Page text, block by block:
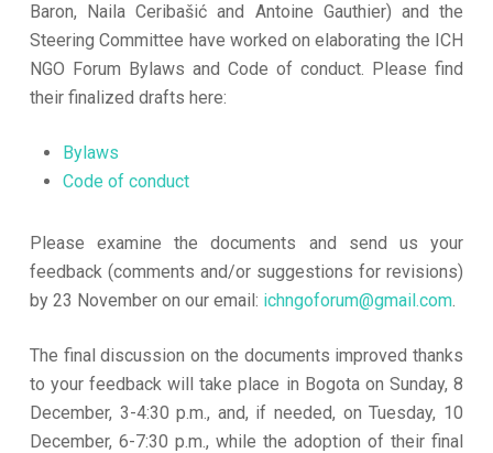
Baron, Naila Ceribašić and Antoine Gauthier) and the
Steering Committee have worked on elaborating the ICH
NGO Forum Bylaws and Code of conduct. Please find
their finalized drafts here:
Bylaws
Code of conduct
Please examine the documents and send us your
feedback (comments and/or suggestions for revisions)
by 23 November on our email: ichngoforum@gmail.com.
The final discussion on the documents improved thanks
to your feedback will take place in Bogota on Sunday, 8
December, 3-4:30 p.m., and, if needed, on Tuesday, 10
December, 6-7:30 p.m., while the adoption of their final